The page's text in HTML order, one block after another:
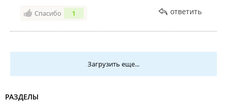
Спасибо 1 ответить
Загрузить еще...
РАЗДЕЛЫ